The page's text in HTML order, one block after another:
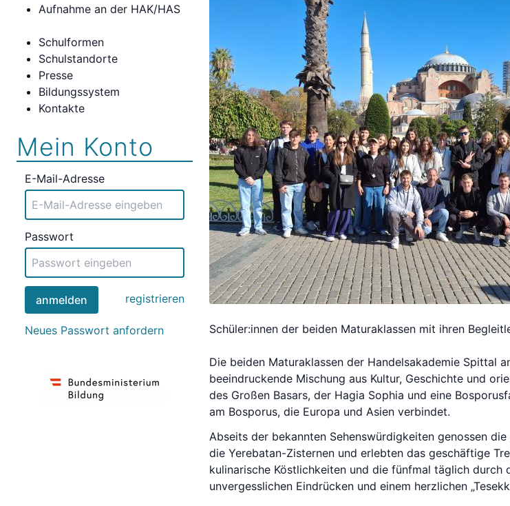
Aufnahme an der HAK/HAS
Schulformen
Schulstandorte
Presse
Bildungssystem
Kontakte
Mein Konto
E-Mail-Adresse
Passwort
anmelden registrieren
Neues Passwort anfordern Schüler:innen der beiden Maturaklassen mit ihren
Die beiden Maturaklassen der Handelsakademie Spittal
beeindruckende Mischung aus Kultur, Geschichte und
des Großen Basars, der Hagia Sophia und eine
am Bosporus, die Europa und Asien verbindet.
Abseits der bekannten Sehenswürdigkeiten genossen
die Yerebatan-Zisternen und erlebten das geschäftige
kulinarische Köstlichkeiten und die fünfmal täglich
unvergesslichen Eindrücken und einem herzlichen